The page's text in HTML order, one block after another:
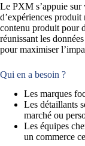
Le PXM s’appuie sur
d’expériences
contenu produit pour
réunissant les
pour maximiser
Qui en a besoin ?
Les marques
Les détaillants
marché ou
Les équipes
un commerce